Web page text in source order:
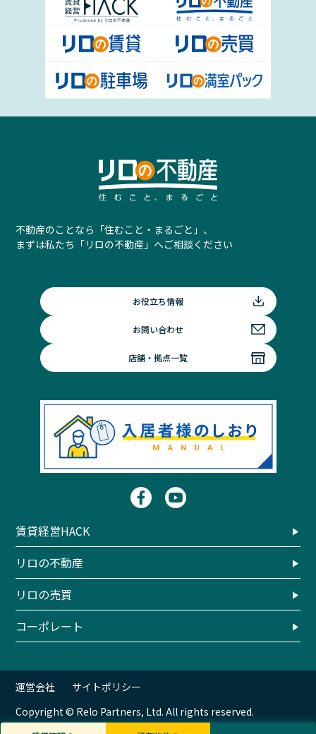
不動産のことなら「住むこと・まるごと」、
まずは私たち「リロの不動産」へご相談ください
お役立ち情報
お問い合わせ
店舗・拠点一覧
コーポレート
リロの不動産
賃貸経営HACK
リロの売買
Copyright © Relo Partners, Ltd. All rights reserved.
運営会社 サイトポリシー